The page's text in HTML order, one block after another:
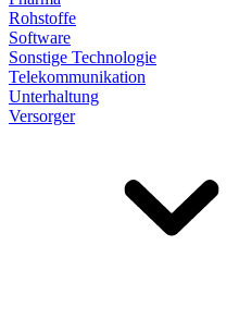
Rohstoffe
Software
Sonstige Technologie
Telekommunikation
Unterhaltung
Versorger